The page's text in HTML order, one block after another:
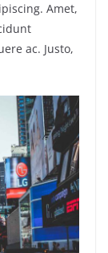
Amet,
ac. Justo,